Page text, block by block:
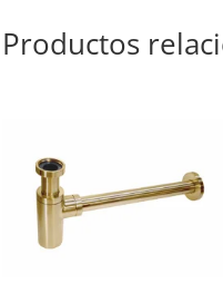
Productos